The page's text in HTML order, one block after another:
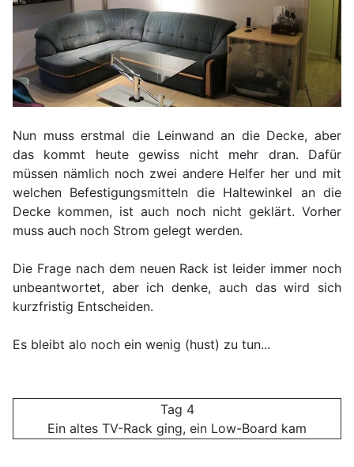
Nun muss erstmal die Leinwand an die Decke, aber
das kommt heute gewiss nicht mehr dran. Dafür
müssen nämlich noch zwei andere Helfer her und mit
welchen Befestigungsmitteln die Haltewinkel an die
Decke kommen, ist auch noch nicht geklärt. Vorher
muss auch noch Strom gelegt werden.
Die Frage nach dem neuen Rack ist leider immer noch
unbeantwortet, aber ich denke, auch das wird sich
kurzfristig Entscheiden.
Es bleibt alo noch ein wenig (hust) zu tun...
Tag 4
Ein altes TV-Rack ging, ein Low-Board kam